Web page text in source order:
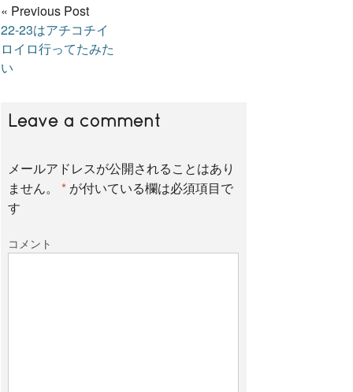
« Previous Post
22-23はアチコチイ
ロイロ行ってたみた
い
Leave a comment
メールアドレスが公開されることはあり
ません。
* が付いている欄は必須項目で
す
コメント